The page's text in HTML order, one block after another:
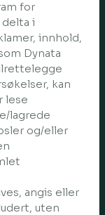
for
i
innhold,
Dynata
kan
lese
lagrede
og/eller
angis eller
uten